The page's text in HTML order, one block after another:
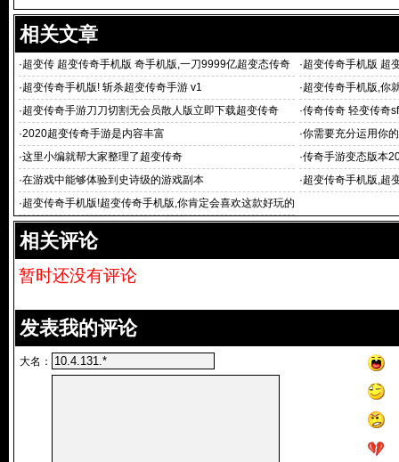
相关文章
·超变传 超变传奇手机版 奇手机版,一刀9999亿超变态传奇
世界手游 v101
·超变传奇手机版 超
下：1、
·超变传奇手机版! 斩杀超变传奇手游 v1 ·超变传奇手机版,你
的吸引住
·超变传奇手游刀刀切割无会员散人版立即下载超变传奇 ·传奇传奇 轻变传奇
·2020超变传奇手游是内容丰富 ·你需要充分运用你
·这里小编就帮大家整理了超变传奇 ·传奇手游变态版本
·在游戏中能够体验到史诗级的游戏副本 ·超变传奇手机版,超
·超变传奇手机版!超变传奇手机版,你肯定会喜欢这款好玩的
游戏—新
相关评论
暂时还没有评论
发表我的评论
大名：